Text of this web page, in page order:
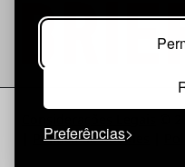
Preferências
Política de Cookies